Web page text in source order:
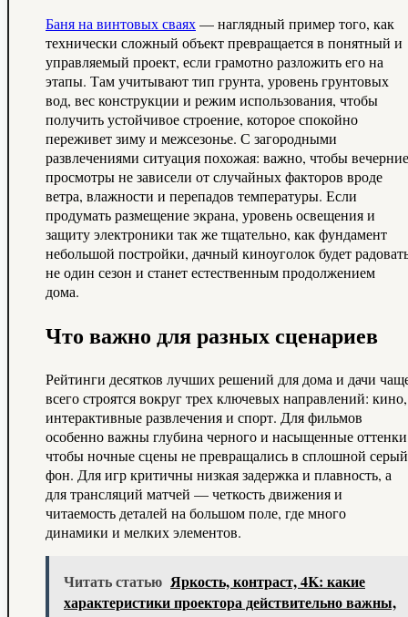
Баня на винтовых сваях— наглядный пример того, как
технически сложный объект превращается в понятный и
управляемый проект, если грамотно разложить его на
этапы. Там учитывают тип грунта, уровень грунтовых
вод, вес конструкции и режим использования, чтобы
получить устойчивое строение, которое спокойно
переживет зиму и межсезонье. С загородными
развлечениями ситуация похожая: важно, чтобы вечерние
просмотры не зависели от случайных факторов вроде
ветра, влажности и перепадов температуры. Если
продумать размещение экрана, уровень освещения и
защиту электроники так же тщательно, как фундамент
небольшой постройки, дачный киноуголок будет
не один сезон и станет естественным продолжением
дома.
Что важно для разных сценариев
Рейтинги десятков лучших решений для дома и дачи
всего строятся вокруг трех ключевых направлений: кино,
интерактивные развлечения и спорт. Для фильмов
особенно важны глубина черного и насыщенные
чтобы ночные сцены не превращались в сплошной серый
фон. Для игр критичны низкая задержка и плавность, а
для трансляций матчей — четкость движения и
читаемость деталей на большом поле, где много
динамики и мелких элементов.
Читать статью Яркость, контраст, 4K: какие
характеристики проектора действительно важны,